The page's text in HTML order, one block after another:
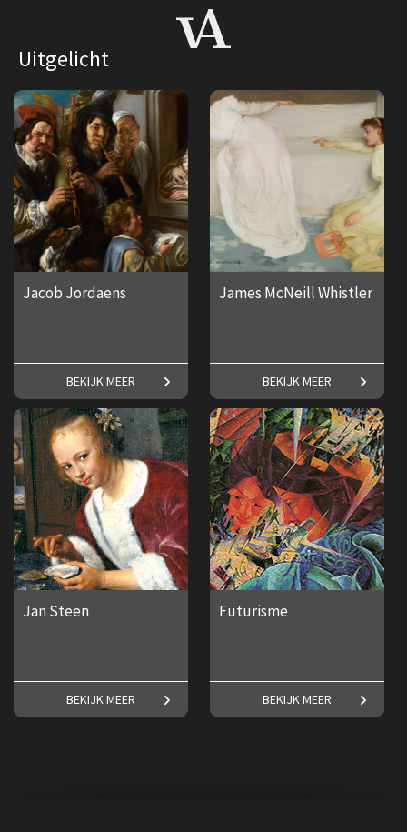
Uitgelicht
Jacob Jordaens
€ 17,50
BEKIJK MEER
James McNeill Whistler
kunstschilder James McNeill
Whistler.
€ 17,50
BEKIJK MEER
Jan Steen
BEKIJK MEER
Futurisme
BEKIJK MEER